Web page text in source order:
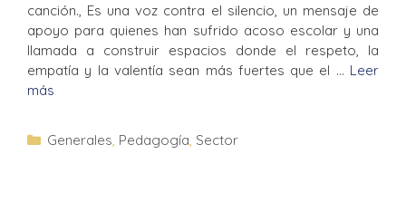
canción., Es una voz contra el silencio, un mensaje de
apoyo para quienes han sufrido acoso escolar y una
llamada a construir espacios donde el respeto, la
empatía y la valentía sean más fuertes que el … Leer
más
Generales Pedagogía Sector